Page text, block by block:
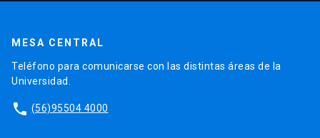
MESA CENTRAL
Teléfono para comunicarse con las distintas áreas de la
Universidad.
phone (56)95504 4000